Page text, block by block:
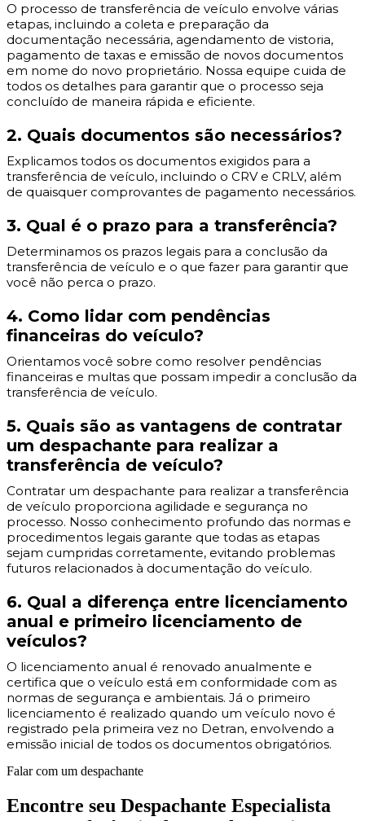
O processo de transferência de veículo envolve várias
etapas, incluindo a coleta e preparação da
documentação necessária, agendamento de vistoria,
pagamento de taxas e emissão de novos documentos
em nome do novo proprietário. Nossa equipe cuida de
todos os detalhes para garantir que o processo seja
concluído de maneira rápida e eficiente.
2. Quais documentos são necessários?
Explicamos todos os documentos exigidos para a
transferência de veículo, incluindo o CRV e CRLV, além
de quaisquer comprovantes de pagamento necessários.
3. Qual é o prazo para a transferência?
Determinamos os prazos legais para a conclusão da
transferência de veículo e o que fazer para garantir que
você não perca o prazo.
4. Como lidar com pendências
financeiras do veículo?
Orientamos você sobre como resolver pendências
financeiras e multas que possam impedir a conclusão da
transferência de veículo.
5. Quais são as vantagens de contratar
um despachante para realizar a
transferência de veículo?
Contratar um despachante para realizar a transferência
de veículo proporciona agilidade e segurança no
processo. Nosso conhecimento profundo das normas e
procedimentos legais garante que todas as etapas
sejam cumpridas corretamente, evitando problemas
futuros relacionados à documentação do veículo.
6. Qual a diferença entre licenciamento
anual e primeiro licenciamento de
veículos?
O licenciamento anual é renovado anualmente e
certifica que o veículo está em conformidade com as
normas de segurança e ambientais. Já o primeiro
licenciamento é realizado quando um veículo novo é
registrado pela primeira vez no Detran, envolvendo a
emissão inicial de todos os documentos obrigatórios.
Falar com um despachante
Encontre seu Despachante Especialista